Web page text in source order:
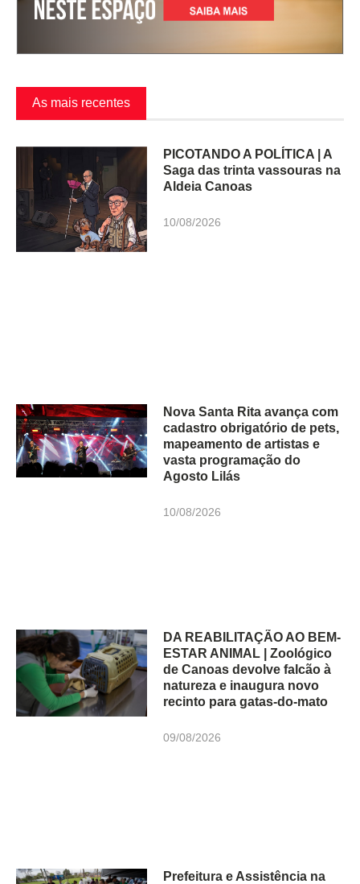
As mais recentes
PICOTANDO A POLÍTICA | A
Saga das trinta vassouras na
Aldeia Canoas
10/08/2026
Nova Santa Rita avança com
cadastro obrigatório de pets,
mapeamento de artistas e
vasta programação do
Agosto Lilás
10/08/2026
DA REABILITAÇÃO AO BEM-
ESTAR ANIMAL | Zoológico
de Canoas devolve falcão à
natureza e inaugura novo
recinto para gatas-do-mato
09/08/2026
Prefeitura e Assistência na